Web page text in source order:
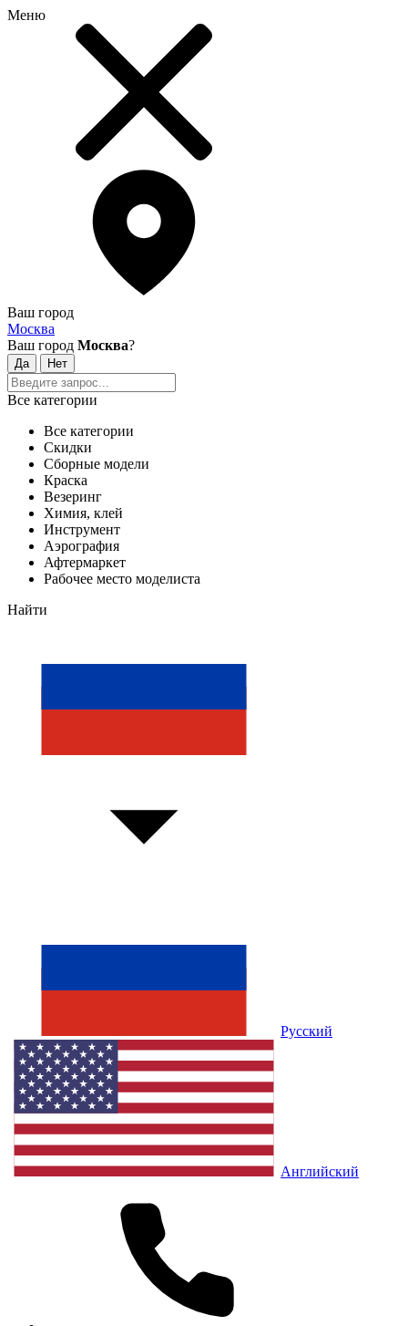
Меню
Ваш город
Москва
Ваш город Москва?
Все категории
Все категории
Скидки
Сборные модели
Краска
Везеринг
Химия, клей
Инструмент
Аэрография
Афтермаркет
Рабочее место моделиста
Найти
Русский
Английский